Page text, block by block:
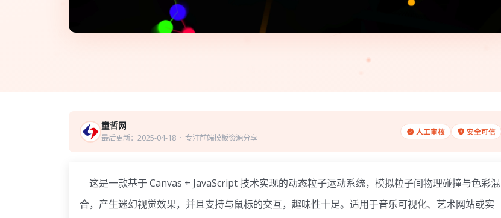
童哲网
最后更新：2025-04-18· 专注前端模板资源分享
人工审核 安全可信
这是一款基于 Canvas + JavaScript 技术实现的动态粒子运动系统，模拟粒子间物理碰撞与色彩混
合，产生迷幻视觉效果，并且支持与鼠标的交互，趣味性十足。适用于音乐可视化、艺术网站或实